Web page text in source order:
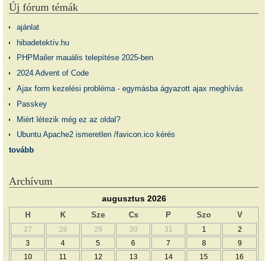
Új fórum témák
ajánlat
hibadetektív.hu
PHPMailer mauális telepítése 2025-ben
2024 Advent of Code
Ajax form kezelési probléma - egymásba ágyazott ajax meghívás
Passkey
Miért létezik még ez az oldal?
Ubuntu Apache2 ismeretlen /favicon.ico kérés
tovább
Archívum
augusztus 2026
H K Sze Cs P Szo V
27 28 29 30 31 1
2
3
4 5 6 7 8
9
10
11 12 13 14 15 16